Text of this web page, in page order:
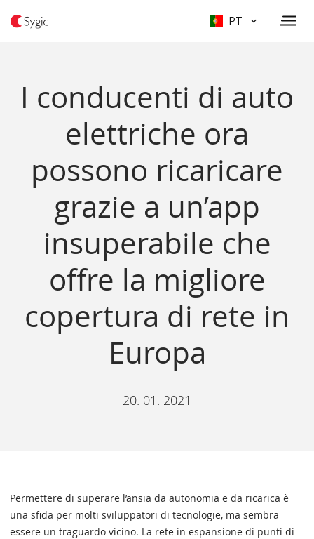
PT
I conducenti di auto
elettriche ora
possono ricaricare
grazie a un’app
insuperabile che
offre la migliore
copertura di rete in
Europa
20. 01. 2021
Permettere di superare l’ansia da autonomia e da ricarica è
una sfida per molti sviluppatori di tecnologie, ma sembra
essere un traguardo vicino. La rete in espansione di punti di